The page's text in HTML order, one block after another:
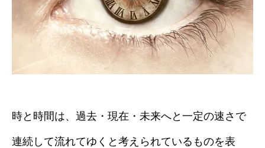
時と時間は、過去・現在・未来へと一定の速さで
連続して流れてゆくと考えられているものを表